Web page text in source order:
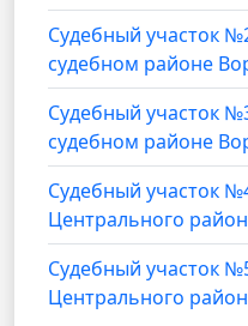
Судебный участок
судебном районе
Судебный участок
судебном районе
Судебный участок
Центрального
Судебный участок
Центрального